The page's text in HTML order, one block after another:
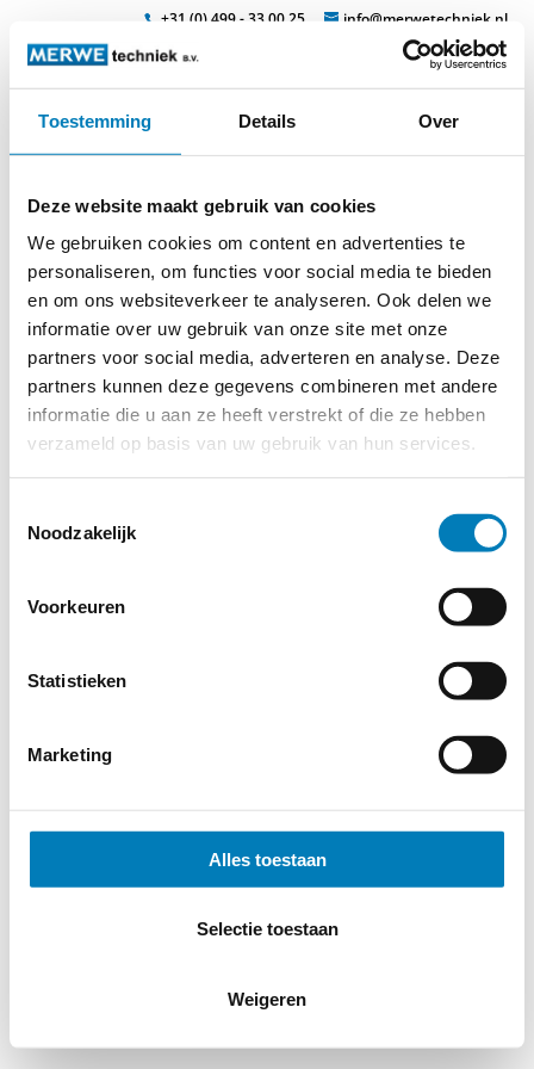
Toestemming Details Over
Deze website maakt gebruik van cookies
We gebruiken cookies om content en advertenties te
personaliseren, om functies voor social media te bieden
en om ons websiteverkeer te analyseren. Ook delen we
informatie over uw gebruik van onze site met onze
partners voor social media, adverteren en analyse. Deze
partners kunnen deze gegevens combineren met andere
informatie die u aan ze heeft verstrekt of die ze hebben
verzameld op basis van uw gebruik van hun services.
Noodzakelijk
Voorkeuren
Statistieken
Marketing
Alles toestaan
Selectie toestaan
Weigeren
+31 (0) 499 - 33 00 25 info@merwetechniek.nl
Veelzijdig in elektrotechnische producten
veilig7
© 2026MERWEtechniek B.V.-Disclaimer-Privacy Policy-
Cookieverklaring-Verdere contact gegevens